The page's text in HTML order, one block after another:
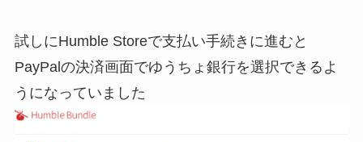
試しにHumble Storeで支払い手続きに進むと
PayPalの決済画面でゆうちょ銀行を選択できるよ
うになっていました